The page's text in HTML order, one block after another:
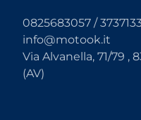
0825683057 /
info@motook.it
Via Alvanella, 71/79
(AV)